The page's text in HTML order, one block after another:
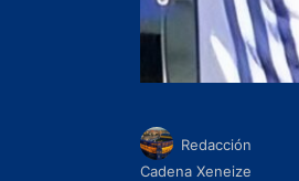
Redacción
Cadena Xeneize